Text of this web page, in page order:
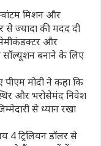
मिशन और
से ज्यादा की मदद दी
और
सॉल्यूशन बनाने के लिए
मोदी ने कहा कि
और भरोसेमंद निवेश
से ध्यान रखा
4 ट्रिलियन डॉलर से